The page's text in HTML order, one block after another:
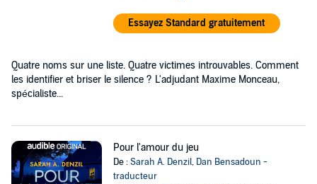
Essayez Standard gratuitement
Quatre noms sur une liste. Quatre victimes introuvables. Comment
les identifier et briser le silence ? L'adjudant Maxime Monceau,
spécialiste...
Pour l'amour du jeu
De :Sarah A. Denzil, Dan Bensadoun -
traducteur